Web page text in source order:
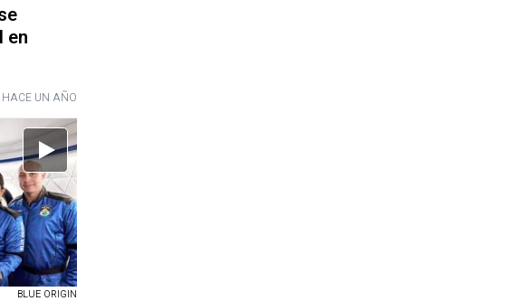
en
HACE UN AÑO
BLUE ORIGIN